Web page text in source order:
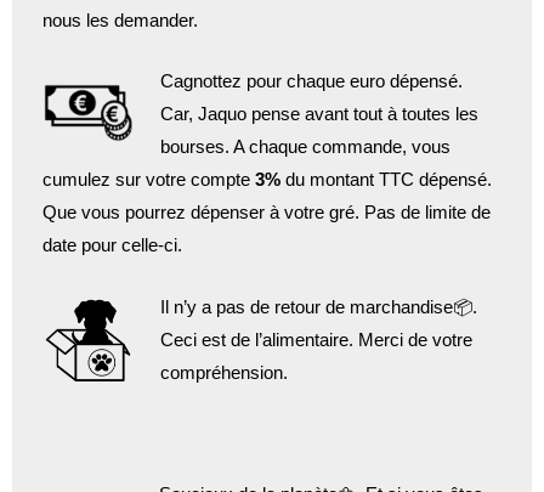
nous les demander.
Cagnottez pour chaque euro dépensé.
Car, Jaquo pense avant tout à toutes les
bourses. A chaque commande, vous
cumulez sur votre compte 3% du montant TTC dépensé.
Que vous pourrez dépenser à votre gré. Pas de limite de
date pour celle-ci.
Il n’y a pas de retour de marchandise📦.
Ceci est de l’alimentaire. Merci de votre
compréhension.